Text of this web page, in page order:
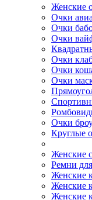
Женские
Очки
Очки
Очки
Очки
Очки
Очки
Очки
Круглые
Женские
Ремни
Женские
Женские
Женские